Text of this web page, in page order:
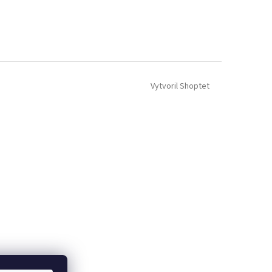
Vytvoril Shoptet